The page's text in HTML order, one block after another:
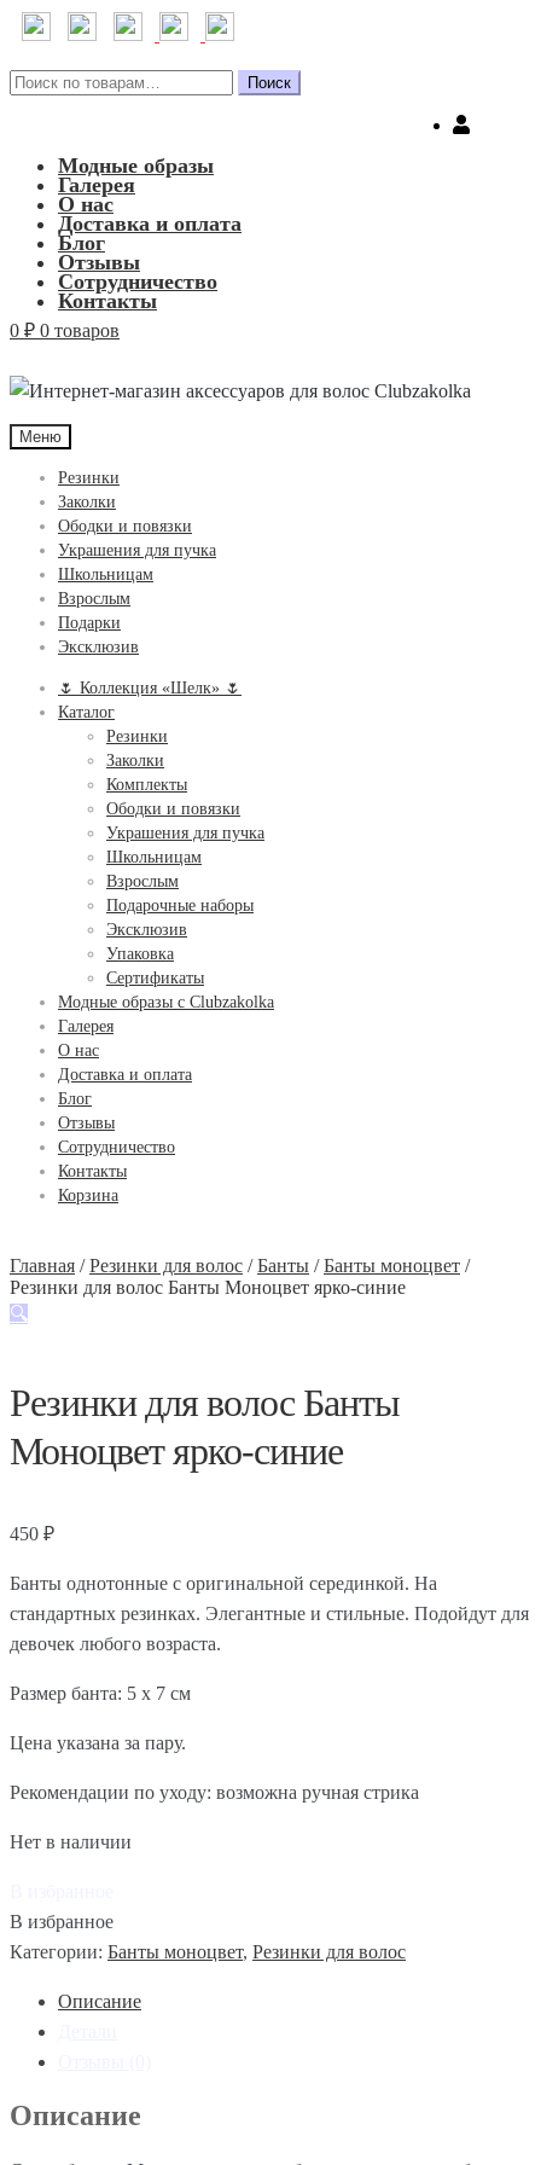
Искать: Поиск
Модные образы
Галерея
О нас
Доставка и оплата
Блог
Отзывы
Сотрудничество
Контакты
0 ₽ 0 товаров
Меню
Резинки
Заколки
Ободки и повязки
Украшения для пучка
Школьницам
Взрослым
Подарки
Эксклюзив
🌷 Коллекция «Шелк» 🌷
Каталог
Резинки
Заколки
Комплекты
Ободки и повязки
Украшения для пучка
Школьницам
Взрослым
Подарочные наборы
Эксклюзив
Упаковка
Сертификаты
Модные образы с Clubzakolka
Галерея
О нас
Доставка и оплата
Блог
Отзывы
Сотрудничество
Контакты
Корзина
Главная /Резинки для волос /Банты /Банты моноцвет /
Резинки для волос Банты Моноцвет ярко-синие
🔍
Резинки для волос Банты
Моноцвет ярко-синие
450 ₽
Банты однотонные с оригинальной серединкой. На
стандартных резинках. Элегантные и стильные. Подойдут для
девочек любого возраста.
Размер банта: 5 х 7 см
Цена указана за пару.
Рекомендации по уходу: возможна ручная стрика
Нет в наличии
В избранное
Категории: Банты моноцвет, Резинки для волос
Описание
Описание